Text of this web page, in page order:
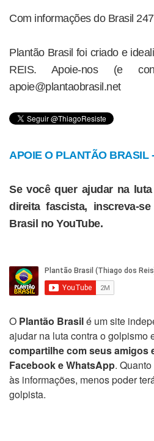
Com informações do Brasil 247
Plantão Brasil foi criado e
REIS. Apoie-nos (e
apoie@plantaobrasil.net
APOIE O PLANTÃO BRASIL
Se você quer ajudar na
direita fascista, inscreva-
Brasil no YouTube.
O Plantão Brasilé um site
ajudar na luta contra o golpismo
compartilhe com seus amigos
Facebook e WhatsApp.
às informações, menos poder
golpista.